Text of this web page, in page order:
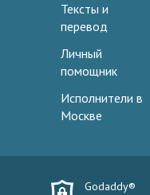
Тексты и
перевод
Личный
помощник
Исполнители в
Москве
Godaddy®